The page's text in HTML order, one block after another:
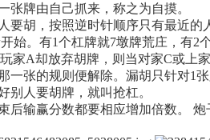
牌由自己抓来，称之为自摸。
胡，按照逆时针顺序只有最近的
。有1个杠牌就7墩牌荒庄，有2
家A却放弃胡牌，则当对家C或
张的规则便解除。漏胡只针对1
别人要胡牌，就叫抢杠。
输赢分数都要相应增加倍数。